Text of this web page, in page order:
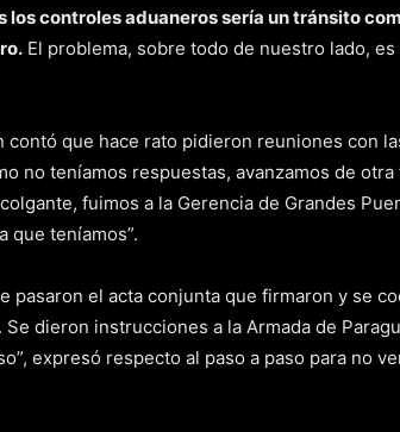
los controles aduaneros sería un tránsito
El problema, sobre todo de nuestro lado,
contó que hace rato pidieron reuniones con
no teníamos respuestas, avanzamos de
fuimos a la Gerencia de Grandes
que teníamos”.
pasaron el acta conjunta que firmaron y se
Se dieron instrucciones a la Armada de
expresó respecto al paso a paso para no